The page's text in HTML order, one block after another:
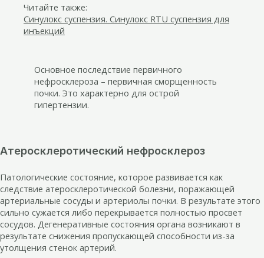
Читайте также:
Синулокс суспензия. Синулокс RTU суспензия для
инъекций
Основное последствие первичного
нефросклероза – первичная сморщенность
почки. Это характерно для острой
гипертензии.
Атеросклеротический нефросклероз
Патологические состояние, которое развивается как
следствие атеросклеротической болезни, поражающей
артериальные сосуды и артериолы почки. В результате этого
сильно сужается либо перекрывается полностью просвет
сосудов. Дегенеративные состояния органа возникают в
результате снижения пропускающей способности из-за
утолщения стенок артерий.